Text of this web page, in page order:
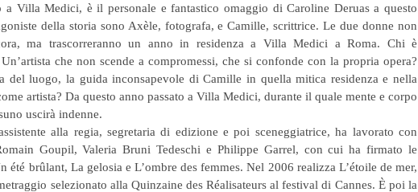
Villa Medici, è il personale e fantastico omaggio di Caroline Deruas a questo
della storia sono Axèle, fotografa, e Camille, scrittrice. Le due donne non
ma trascorreranno un anno in residenza a Villa Medici a Roma. Chi è
che non scende a compromessi, che si confonde con la propria opera?
del luogo, la guida inconsapevole di Camille in quella mitica residenza e nella
artista? Da questo anno passato a Villa Medici, durante il quale mente e corpo
uscirà indenne.
alla regia, segretaria di edizione e poi sceneggiatrice, ha lavorato con
Goupil, Valeria Bruni Tedeschi e Philippe Garrel, con cui ha firmato le
été brûlant, La gelosia e L’ombre des femmes. Nel 2006 realizza L’étoile de mer,
selezionato alla Quinzaine des Réalisateurs al festival di Cannes. È poi la